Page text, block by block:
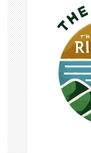
c
i
ó
n
d
e
e